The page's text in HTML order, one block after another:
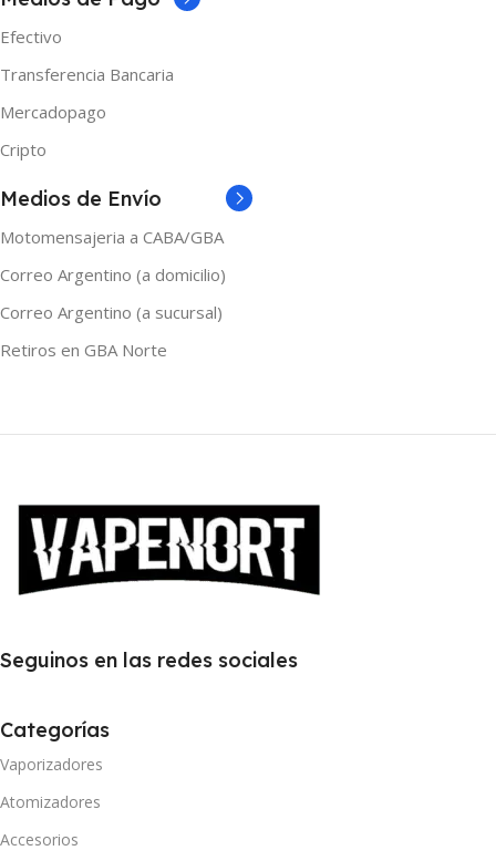
Efectivo
Transferencia Bancaria
Mercadopago
Cripto
Medios de Envío
Motomensajeria a CABA/GBA
Correo Argentino (a domicilio)
Correo Argentino (a sucursal)
Retiros en GBA Norte
Seguinos en las redes sociales
Categorías
Vaporizadores
Atomizadores
Accesorios